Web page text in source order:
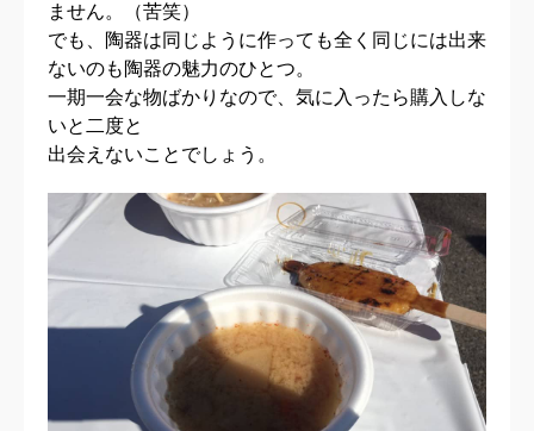
ません。（苦笑）
でも、陶器は同じように作っても全く同じには出来
ないのも陶器の魅力のひとつ。
一期一会な物ばかりなので、気に入ったら購入しな
いと二度と
出会えないことでしょう。